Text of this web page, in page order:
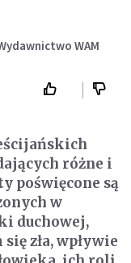
WAM
różne i
poświęcone są
w
duchowej,
zła, wpływie